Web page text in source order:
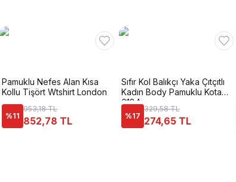
Pamuklu Nefes Alan Kısa
Kollu Tişört Wtshirt London
%11
953,18 TL
852,78 TL
Sıfır Kol Balıkçı Yaka Çıtçıtlı
Kadın Body Pamuklu Kota
6184
%17
329,58 TL
274,65 TL